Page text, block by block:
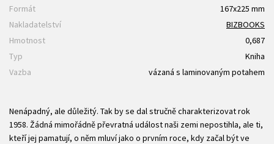
Formát
167x225 mm
Nakladatelství
BIZBOOKS
Hmotnost
0,687
Typ
Kniha
Vazba
vázaná s laminovaným potahem
Nenápadný, ale důležitý. Tak by se dal stručně charakterizovat rok
1958. Žádná mimořádně převratná událost naši zemi nepostihla, ale ti,
kteří jej pamatují, o něm mluví jako o prvním roce, kdy začal být ve